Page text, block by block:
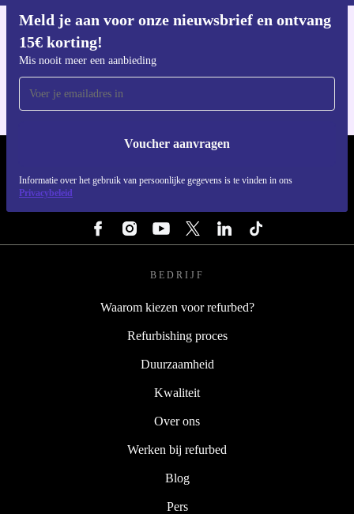
Meld je aan voor onze nieuwsbrief en ontvang
15€ korting!
Mis nooit meer een aanbieding
Voucher aanvragen
Informatie over het gebruik van persoonlijke gegevens is te vinden in ons
Privacybeleid
Voor iOS en Android
BEDRIJF
Waarom kiezen voor refurbed?
Refurbishing proces
Duurzaamheid
Kwaliteit
Over ons
Werken bij refurbed
Blog
Pers